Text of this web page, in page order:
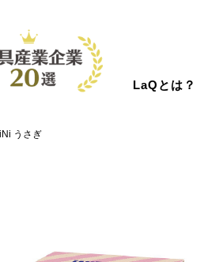
LaQとは？
小さなパーツか
つかる！
全国で開催中！
で、楽しく遊べ
まからご応募い
報などをお知ら
ご感想はこちら
うさぎ